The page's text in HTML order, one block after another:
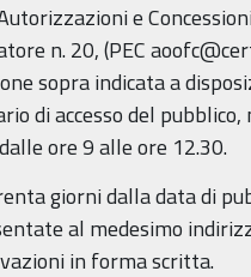
e
n. 20, (PEC
sopra indicata a
di accesso del
ore 9 alle ore 12.30.
giorni dalla data di
al medesimo
in forma scritta.